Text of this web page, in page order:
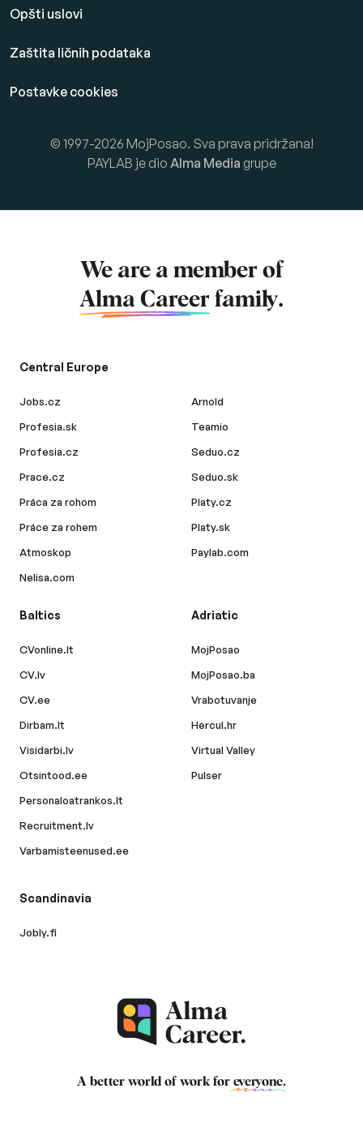
Opšti uslovi
Zaštita ličnih podataka
Postavke cookies
© 1997-2026 MojPosao. Sva prava pridržana!
PAYLAB je dio Alma Media grupe
We are a member of
Alma Career family.
Central Europe
Jobs.cz
Profesia.sk
Profesia.cz
Prace.cz
Práca za rohom
Práce za rohem
Atmoskop
Nelisa.com
Arnold
Teamio
Seduo.cz
Seduo.sk
Platy.cz
Platy.sk
Paylab.com
Baltics
CVonline.lt
CV.lv
CV.ee
Dirbam.lt
Visidarbi.lv
Otsintood.ee
Personaloatrankos.lt
Recruitment.lv
Varbamisteenused.ee
Adriatic
MojPosao
MojPosao.ba
Vrabotuvanje
Hercul.hr
Virtual Valley
Pulser
Scandinavia
Jobly.fi
A better world of work for everyone.